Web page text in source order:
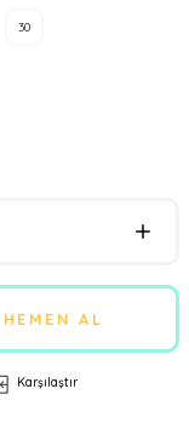
30
HEMEN AL
Karşılaştır